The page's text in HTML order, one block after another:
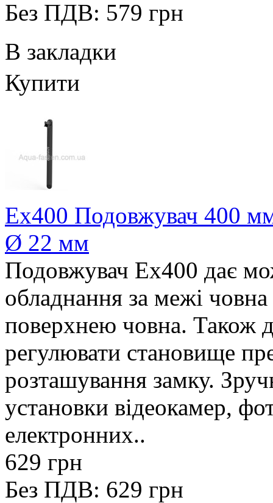
Без ПДВ: 579 грн
В закладки
Купити
Ex400 Подовжувач 400 мм
Ø 22 мм
Подовжувач Ex400 дає
обладнання за межі
поверхнею човна. Також
регулювати становище
розташування замку.
установки відеокамер,
електронних..
629 грн
Без ПДВ: 629 грн